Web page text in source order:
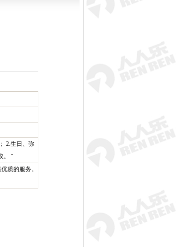
2.生日、弥
。 "
质的服务。